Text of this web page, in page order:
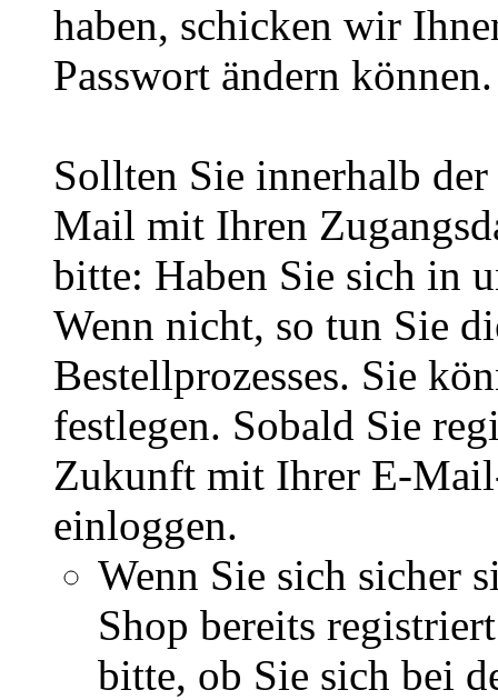
haben, schicken wir
Passwort ändern können.
Sollten Sie innerhalb
Mail mit Ihren
bitte: Haben Sie sich in
Wenn nicht, so tun Sie
Bestellprozesses. Sie
festlegen. Sobald Sie
Zukunft mit Ihrer E-
einloggen.
Wenn Sie sich sicher
Shop bereits
bitte, ob Sie sich bei